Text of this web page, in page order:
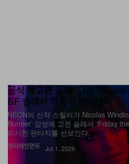
엔터테인먼트
공식 예고편 공개! ‘Her
SF 슬래셔 악몽이 깨어난다
NEON의 신작 스릴러가 Nicolas
Runner’ 감성에 고전 슬래셔 ‘Friday
리시한 판타지를 선보인다.
Jul 1, 2026